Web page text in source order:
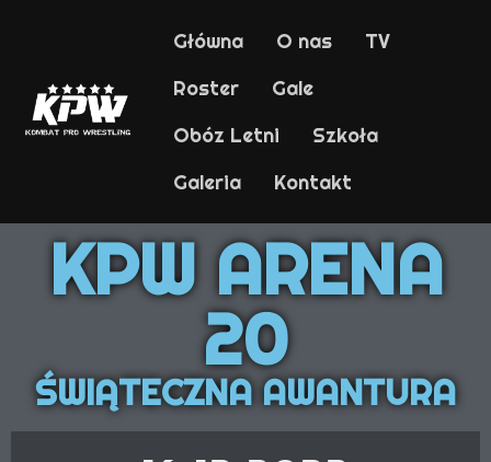
Główna O nas
TV
Roster
Gale
Obóz Letni
Szkoła
Galeria
Kontakt
KPW ARENA
20
ŚWIĄTECZNA AWANTURA